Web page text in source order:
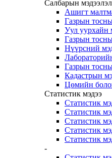
Салбарын мэдээлэл
Ашигт
Газрын
Уул уурхайн
Газрын
Нүүрсний
Газрын
Кадастрын
Цөмийн
Статистик мэдээ
Статистик
Статистик
Статистик
Статистик
Статистик
-